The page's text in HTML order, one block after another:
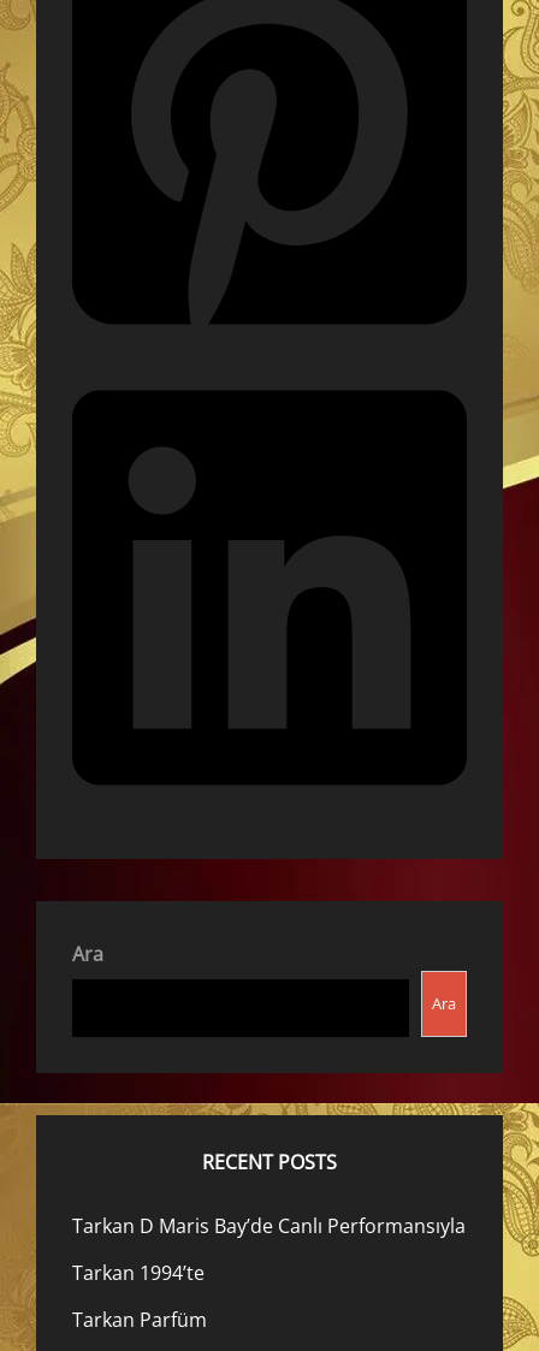
Ara
Ara
RECENT POSTS
Tarkan D Maris Bay’de Canlı Performansıyla
Tarkan 1994’te
Tarkan Parfüm